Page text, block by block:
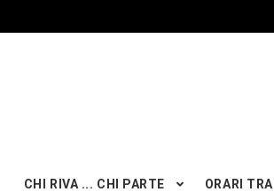
CHI RIVA ... CHI PARTE ORARI